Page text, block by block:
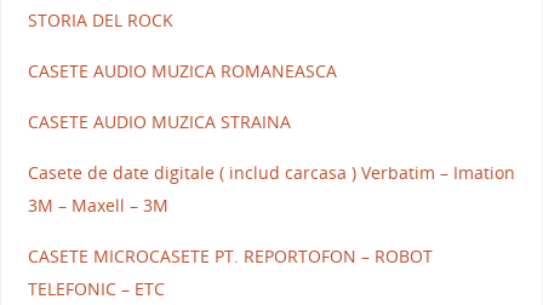
STORIA DEL ROCK
CASETE AUDIO MUZICA ROMANEASCA
CASETE AUDIO MUZICA STRAINA
Casete de date digitale ( includ carcasa ) Verbatim – Imation
3M – Maxell – 3M
CASETE MICROCASETE PT. REPORTOFON – ROBOT
TELEFONIC – ETC